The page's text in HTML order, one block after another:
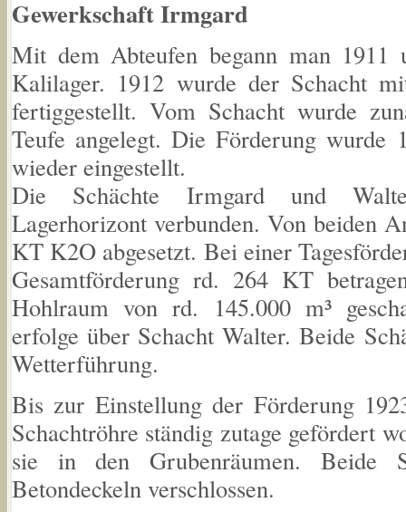
Gewerkschaft Irmgard
Mit dem Abteufen begann man
Kalilager. 1912 wurde der Schacht
fertiggestellt. Vom Schacht wurde
Teufe angelegt. Die Förderung wurde
wieder eingestellt.
Die Schächte Irmgard und
Lagerhorizont verbunden. Von beiden
KT K2O abgesetzt. Bei einer
Gesamtförderung rd. 264 KT
Hohlraum von rd. 145.000 m³
erfolge über Schacht Walter. Beide
Wetterführung.
Bis zur Einstellung der Förderung
Schachtröhre ständig zutage gefördert
sie in den Grubenräumen. Beide
Betondeckeln verschlossen.